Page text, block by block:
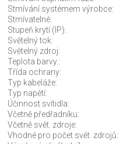
Stmívání systémem výrobce:
Stmívatelné:
Stupeň krytí (IP):
Světelný tok:
Světelný zdroj:
Teplota barvy.:
Třída ochrany:
Typ kabeláže:
Typ napětí:
Účinnost svítidla:
Včetně předřadníku:
Včetně svět. zdroje:
Vhodné pro počet svět. zdrojů: